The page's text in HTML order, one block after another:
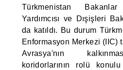
Türkmenistan
Yardımcısı ve Dışişleri
da katıldı. Bu durum
Enformasyon Merkezi (IIC)
Avrasya'nın
koridorlarının rolü